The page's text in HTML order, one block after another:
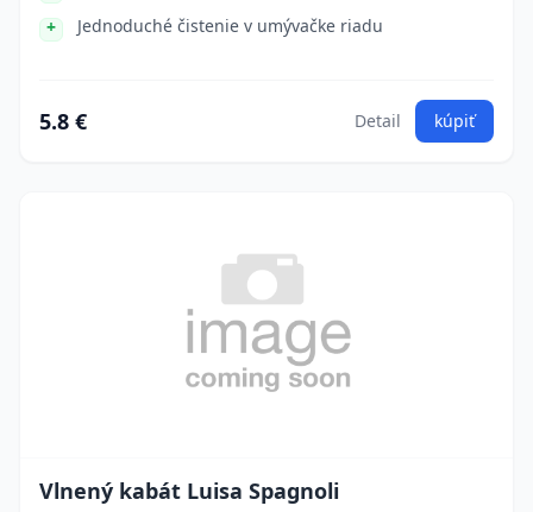
Jednoduché čistenie v umývačke riadu
5.8 € Detail kúpiť
Vlnený kabát Luisa Spagnoli